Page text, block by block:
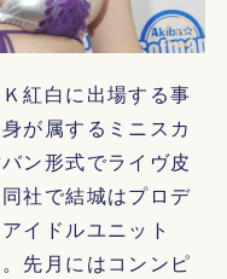
紅白に出場する事
が属するミニスカ
ン形式でライヴ皮
社で結城はプロデ
イドルユニット
先月にはコンンピ